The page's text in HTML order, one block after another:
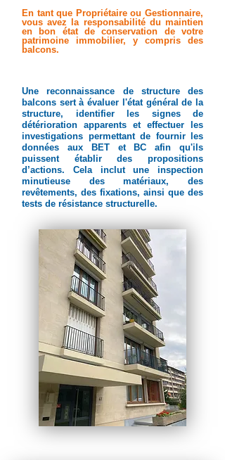
En tant que Propriétaire ou Gestionnaire,
vous avez la responsabilité du maintien
en bon état de conservation de votre
patrimoine immobilier, y compris des
balcons.
Une reconnaissance de structure des
balcons sert à évaluer l'état général de la
structure, identifier les signes de
détérioration apparents et effectuer les
investigations permettant de fournir les
données aux BET et BC afin qu'ils
puissent établir des propositions
d’actions. Cela inclut une inspection
minutieuse des matériaux, des
revêtements, des fixations, ainsi que des
tests de résistance structurelle.